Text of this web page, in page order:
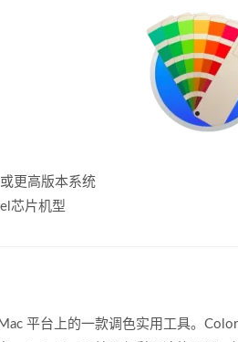
更高版本系统
芯片机型
平台上的一款调色实用工具。